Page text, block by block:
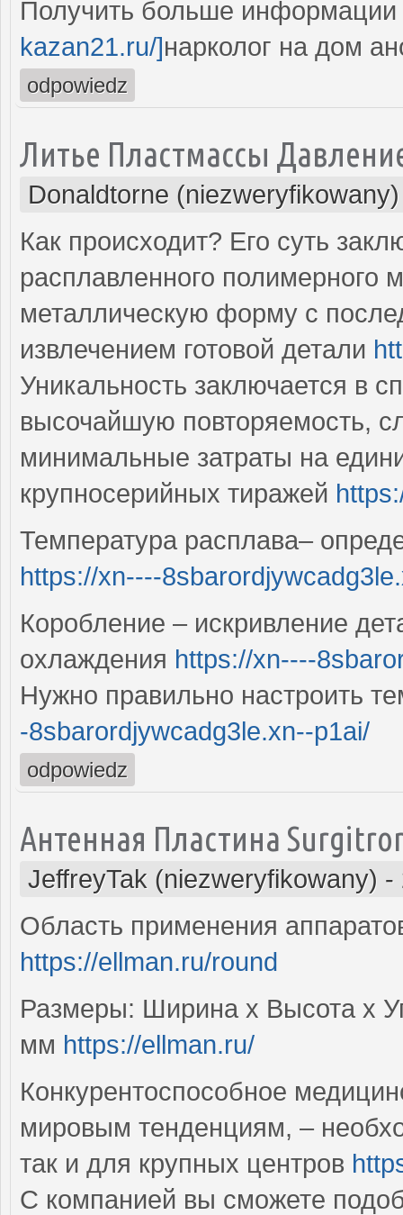
Получить больше информации
kazan21.ru/]нарколог на дом
odpowiedz
Литье Пластмассы
Donaldtorne (niezweryfikowany)
Как происходит? Его суть
расплавленного полимерного
металлическую форму с
извлечением готовой детали
Уникальность заключается в
высочайшую повторяемость,
минимальные затраты на
крупносерийных тиражей
Температура расплава–
https://xn----
Коробление – искривление
охлаждения https://xn----
Нужно правильно настроить
-8sbarordjywcadg3le.xn--p1ai/
odpowiedz
Антенная Пластина
JeffreyTak (niezweryfikowany) -
Область применения
https://ellman.ru/round
Размеры: Ширина х Высота х
мм https://ellman.ru/
Конкурентоспособное
мировым тенденциям, –
так и для крупных центров
С компанией вы сможете